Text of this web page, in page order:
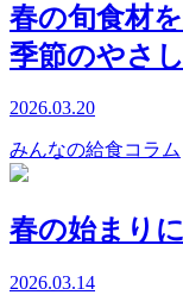
春の旬食材
季節のやさ
2026.03.20
みんなの給食コラム
春の始まり
2026.03.14